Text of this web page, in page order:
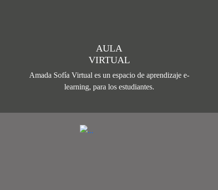
AULA
VIRTUAL
Amada Sofía Virtual es un espacio de aprendizaje e-
learning, para los estudiantes.